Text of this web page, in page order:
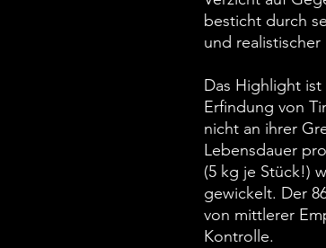
besticht durch
und realistischer
Das Highlight
Erfindung von
nicht an ihrer
Lebensdauer
(5 kg je Stück!)
gewickelt. Der
von mittlerer
Kontrolle.